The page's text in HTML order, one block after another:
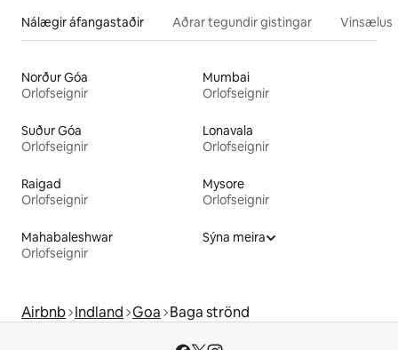
Nálægir áfangastaðir Aðrar tegundir gistingar
Norður Góa
Orlofseignir
Mumbai
Orlofseignir
Suður Góa
Orlofseignir
Lonavala
Orlofseignir
Raigad
Orlofseignir
Mysore
Orlofseignir
Mahabaleshwar
Orlofseignir
Sýna meira
Airbnb Indland Goa Baga strönd